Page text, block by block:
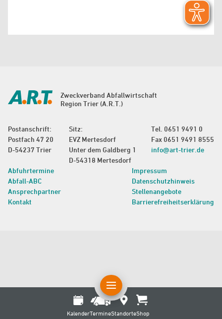
Zweckverband Abfallwirtschaft
Region Trier (A.R.T.)
Postanschrift:
Postfach 47 20
D-54237 Trier
Sitz:
EVZ Mertesdorf
Unter dem Galdberg 1
D-54318 Mertesdorf
Tel. 0651 9491 0
Fax 0651 9491 8555
info@art-trier.de
Abfuhrtermine
Abfall-ABC
Ansprechpartner
Kontakt
Impressum
Datenschutzhinweis
Stellenangebote
Barrierefreiheitserklärung
KalenderTermineStandorteShop